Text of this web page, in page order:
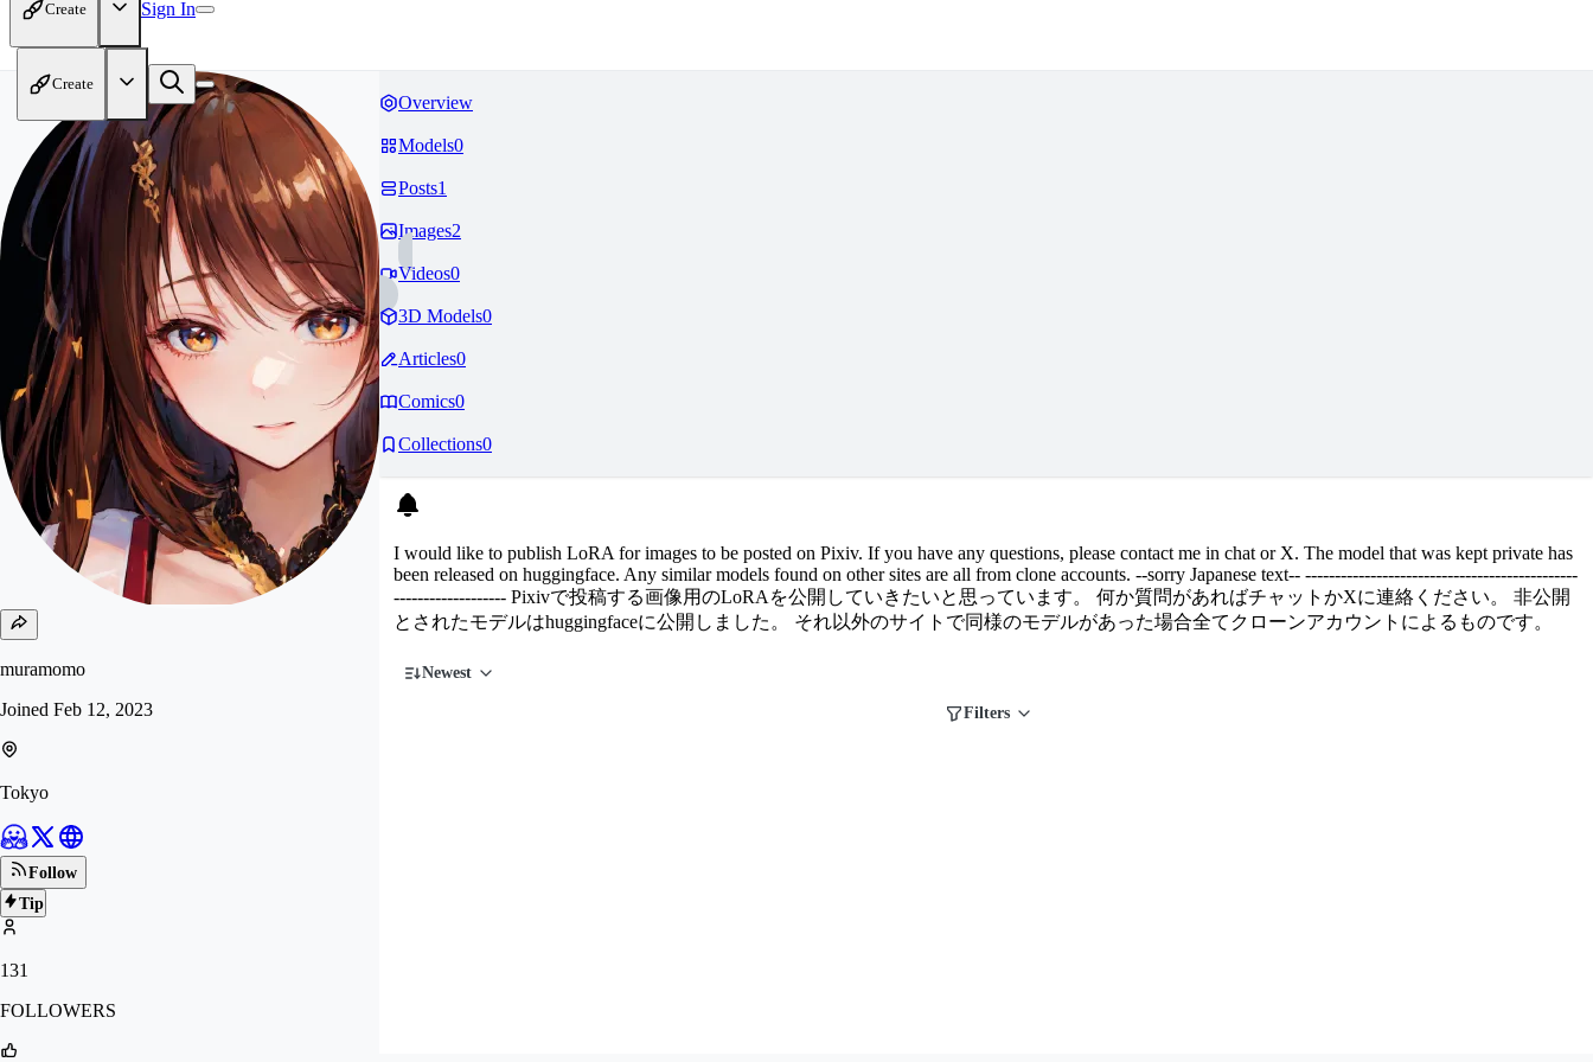
Create Sign In
Create
muramomo
Joined Feb 12, 2023
Tokyo
Follow
Tip
131
FOLLOWERS
Overview
Models0
Posts1
Images2
Videos0
3D Models0
Articles0
Comics0
Collections0
I would like to publish LoRA for images to be posted on Pixiv. If you have any questions, please contact me in chat or X. The model that was kept private has
been released on huggingface. Any similar models found on other sites are all from clone accounts. --sorry Japanese text-- ----------------------------------------------
------------------- Pixivで投稿する画像用のLoRAを公開していきたいと思っています。 何か質問があればチャットかXに連絡ください。 非公開
とされたモデルはhuggingfaceに公開しました。 それ以外のサイトで同様のモデルがあった場合全てクローンアカウントによるものです。
Newest
Filters